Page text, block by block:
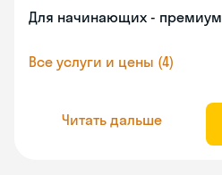
Для начинающих - премиум
Все услуги и цены (4)
Читать дальше